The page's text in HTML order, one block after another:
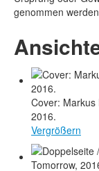
genommen
Cover: Markus
2016.
Vergrößern